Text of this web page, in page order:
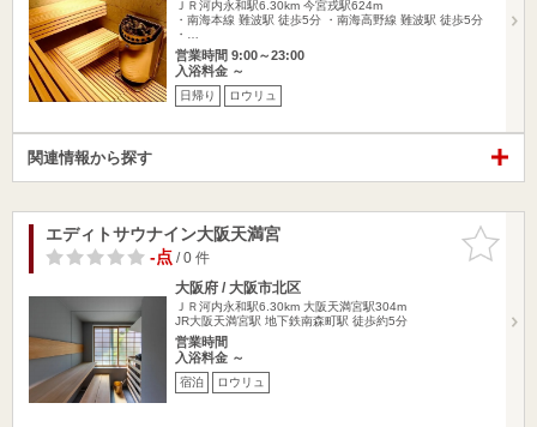
ＪＲ河内永和駅6.30km 今宮戎駅624m
・南海本線 難波駅 徒歩5分 ・南海高野線 難波駅 徒歩5分
・…
営業時間 9:00～23:00
入浴料金 ～
日帰り ロウリュ
関連情報から探す
お気に入
りに追加
エディトサウナイン大阪天満宮
-点/ 0 件
大阪府 / 大阪市北区
ＪＲ河内永和駅6.30km 大阪天満宮駅304m
JR大阪天満宮駅 地下鉄南森町駅 徒歩約5分
営業時間
入浴料金 ～
宿泊 ロウリュ